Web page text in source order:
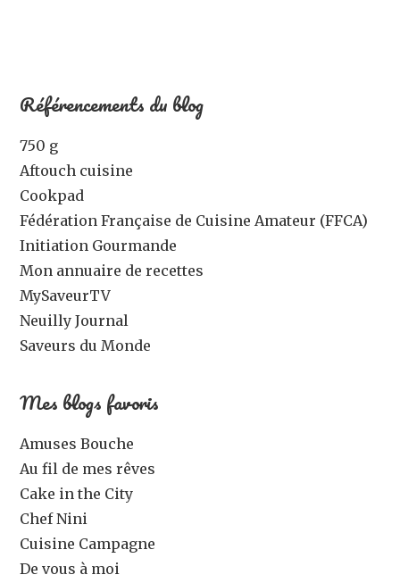
Référencements du blog
750 g
Aftouch cuisine
Cookpad
Fédération Française de Cuisine Amateur (FFCA)
Initiation Gourmande
Mon annuaire de recettes
MySaveurTV
Neuilly Journal
Saveurs du Monde
Mes blogs favoris
Amuses Bouche
Au fil de mes rêves
Cake in the City
Chef Nini
Cuisine Campagne
De vous à moi